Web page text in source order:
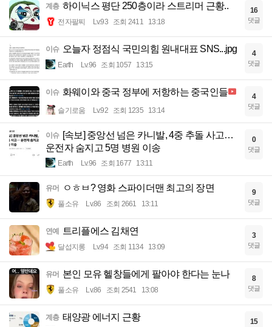
계층 하이닉스 평단 250층이라 스트리머 근황..
전자팔찌 Lv.93 조회 2411 13:18
16
댓글
이슈 오늘자 정점식 국민의힘 원내대표 SNS...jpg
Earth Lv.96 조회 1057 13:15
4
댓글
이슈 화웨이와 중국 정부에 저항하는 중국인들
슬기로움 Lv.92 조회 1235 13:14
4
댓글
이슈 [속보] 중앙선 넘은 카니발, 4중 추돌 사고…
운전자 숨지고 5명 병원 이송
Earth Lv.96 조회 1677 13:11
0
댓글
유머 ㅇㅎㅂ? 영화 스파이더맨 최고의 장면
풀소유 Lv.86 조회 2661 13:11
9
댓글
연예 트리플에스 김채연
달섭지롱 Lv.94 조회 1134 13:09
3
댓글
유머 본인 모유 헬창들에게 팔아야 한다는 눈나
풀소유 Lv.86 조회 2541 13:08
8
댓글
계층 태양광 에너지 근황 15